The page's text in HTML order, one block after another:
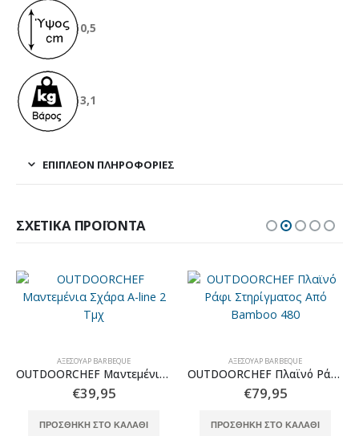
0,5
3,1
ΕΠΙΠΛΈΟΝ ΠΛΗΡΟΦΟΡΊΕΣ
ΣΧΕΤΙΚΆ ΠΡΟΪΌΝΤΑ
ΑΞΕΣΟΥΆΡ BARBEQUE
OUTDOORCHEF Μαντεμένια Σχάρα A-line 2 Τμχ
€39,95
ΠΡΟΣΘΉΚΗ ΣΤΟ ΚΑΛΆΘΙ
ΑΞΕΣΟΥΆΡ BARBEQUE
OUTDOORCHEF Πλαϊνό Ράφι Στηρίγματος Από Bamboo 480
€79,95
ΠΡΟΣΘΉΚΗ ΣΤΟ ΚΑΛΆΘΙ